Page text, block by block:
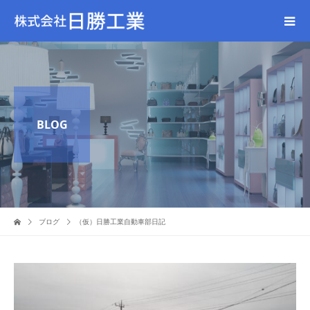
BLOG
ブログ （仮）日勝工業自動車部日記